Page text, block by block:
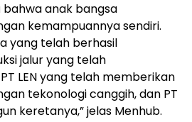
bahwa anak bangsa
kemampuannya sendiri.
yang telah berhasil
jalur yang telah
LEN yang telah memberikan
tekonologi canggih, dan PT
keretanya,” jelas Menhub.